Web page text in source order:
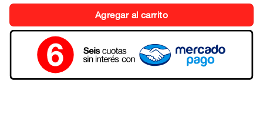
Agregar al carrito